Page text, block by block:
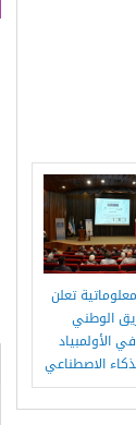
تعلن
الوطني
الأولمبياد
الاصطناعي